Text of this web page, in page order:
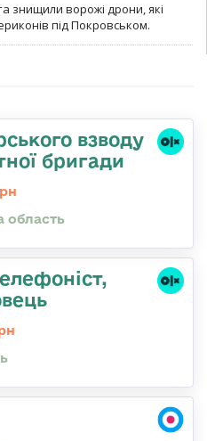
знищили ворожі дрони, які
під Покровськом.
взводу
бригади
область